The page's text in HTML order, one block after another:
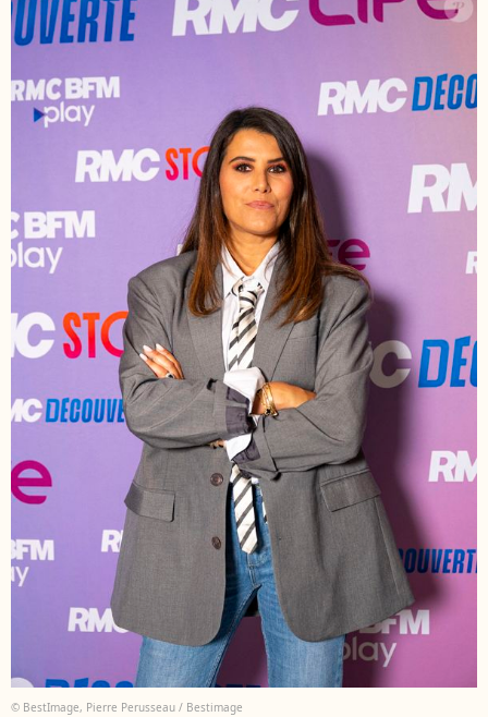
© BestImage, Pierre Perusseau / Bestimage